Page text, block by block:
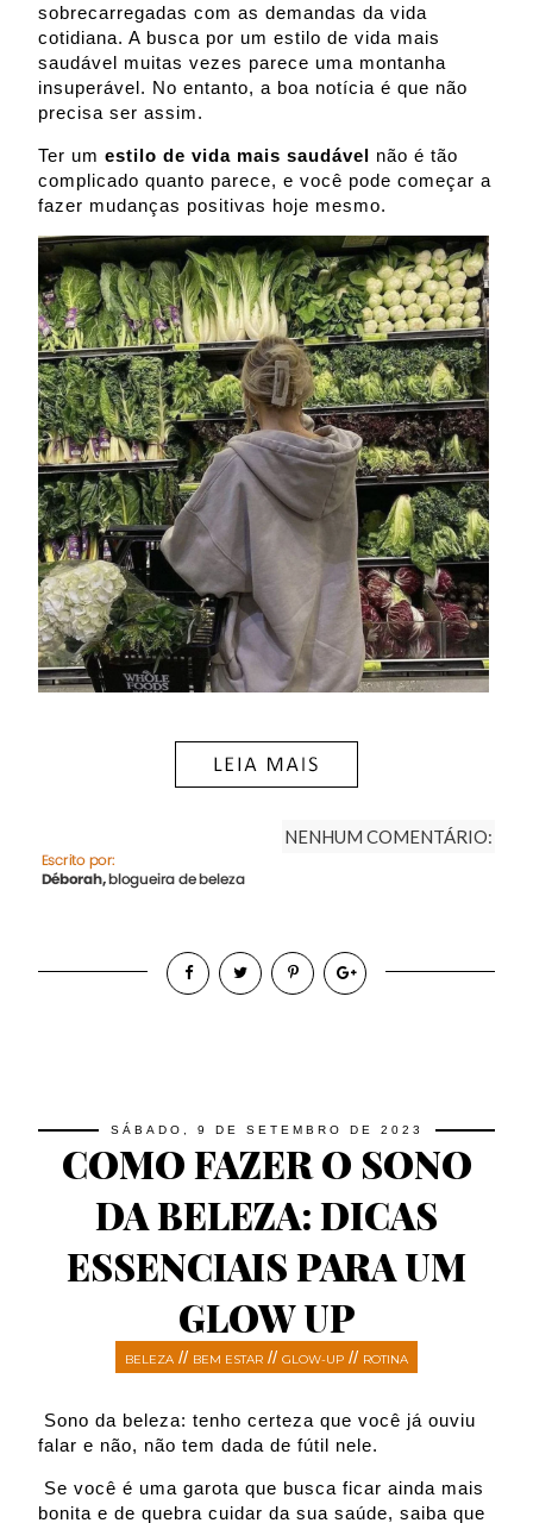
sobrecarregadas com as demandas da vida
cotidiana. A busca por um estilo de vida mais
saudável muitas vezes parece uma montanha
insuperável. No entanto, a boa notícia é que não
precisa ser assim.
Ter um estilo de vida mais saudável não é tão
complicado quanto parece, e você pode começar a
fazer mudanças positivas hoje mesmo.
NENHUM COMENTÁRIO:
SÁBADO, 9 DE SETEMBRO DE 2023
COMO FAZER O SONO
DA BELEZA: DICAS
ESSENCIAIS PARA UM
GLOW UP
BELEZA // BEM ESTAR // GLOW-UP // ROTINA
Sono da beleza: tenho certeza que você já ouviu
falar e não, não tem dada de fútil nele.
bonita e de quebra cuidar da sua saúde, saiba que